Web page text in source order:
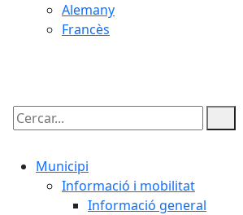
Alemany
Francès
Cercar:
Municipi
Informació i mobilitat
Informació general